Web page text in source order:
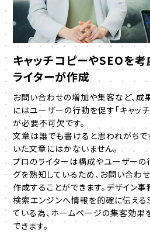
キャッチコピーやSEOを
ライターが作成
お問い合わせの増加や集客など、
にはユーザーの行動を促す「キャッチ
が必要不可欠です。
文章は誰でも書けると思われがちで
いた文章にはかないません。
プロのライターは構成やユーザーの
グを熟知しているため、お問い合わ
作成することができます。 デザイン事
検索エンジンへ情報を的確に伝える
ている為、ホームページの集客効果
できます。